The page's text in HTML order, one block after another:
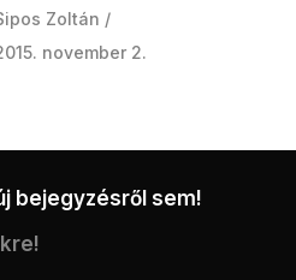
Zoltán
november 2.
bejegyzésről sem!